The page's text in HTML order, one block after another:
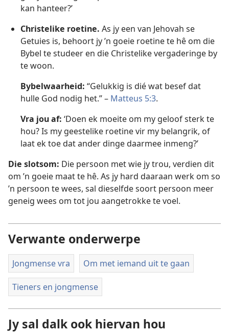
kan hanteer?’
Christelike roetine. As jy een van Jehovah se
Getuies is, behoort jy ’n goeie roetine te hê om die
Bybel te studeer en die Christelike vergaderinge by
te woon.
Bybelwaarheid: “Gelukkig is dié wat besef dat
hulle God nodig het.” – Matteus 5:3.
Vra jou af: ‘Doen ek moeite om my geloof sterk te
hou? Is my geestelike roetine vir my belangrik, of
laat ek toe dat ander dinge daarmee inmeng?’
Die slotsom: Die persoon met wie jy trou, verdien dit
om ’n goeie maat te hê. As jy hard daaraan werk om so
’n persoon te wees, sal dieselfde soort persoon meer
geneig wees om tot jou aangetrokke te voel.
Verwante onderwerpe
Jongmense vra Om met iemand uit te gaan
Tieners en jongmense
Jy sal dalk ook hiervan hou